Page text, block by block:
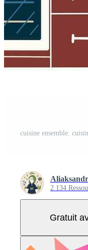
2 134
Gratuit